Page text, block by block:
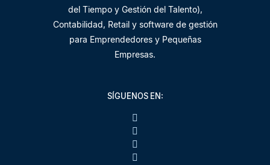
del Tiempo y Gestión del Talento),
Contabilidad, Retail y software de gestión
para Emprendedores y Pequeñas
Empresas.
SÍGUENOS EN: